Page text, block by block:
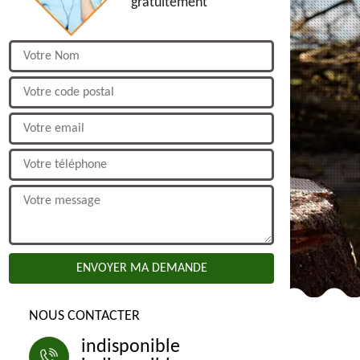
NOUS CONTACTER
indisponible